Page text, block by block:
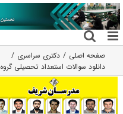
رفتن
به
محتوا
صفحه اصلی
دکتری سراسری
دانلود سوالات استعداد تحصیلی گروه 2 علوم پایه دکتری 93